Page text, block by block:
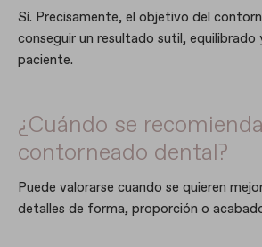
Sí. Precisamente, el objetivo del
conseguir un resultado sutil,
paciente.
¿Cuándo se
contorneado dental?
Puede valorarse cuando se quieren
detalles de forma, proporción o